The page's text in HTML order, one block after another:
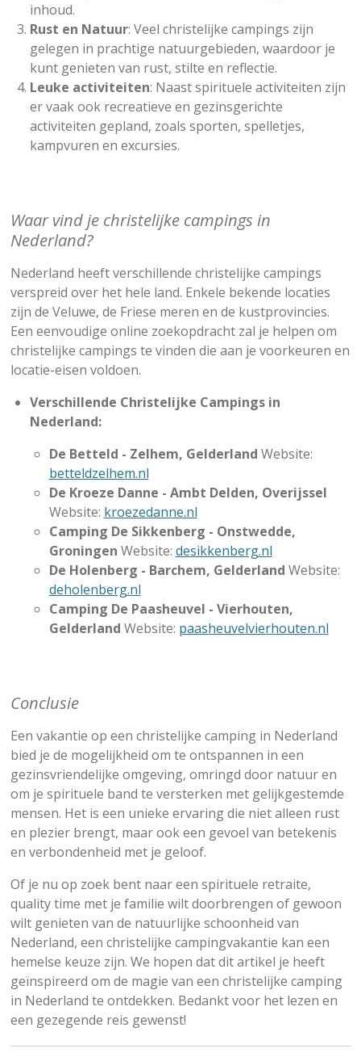
inhoud.
Rust en Natuur: Veel christelijke campings zijn
gelegen in prachtige natuurgebieden, waardoor je
kunt genieten van rust, stilte en reflectie.
Leuke activiteiten: Naast spirituele activiteiten zijn
er vaak ook recreatieve en gezinsgerichte
activiteiten gepland, zoals sporten, spelletjes,
kampvuren en excursies.
Waar vind je christelijke campings in
Nederland?
Nederland heeft verschillende christelijke campings
verspreid over het hele land. Enkele bekende locaties
zijn de Veluwe, de Friese meren en de kustprovincies.
Een eenvoudige online zoekopdracht zal je helpen om
christelijke campings te vinden die aan je voorkeuren en
locatie-eisen voldoen.
Verschillende Christelijke Campings in
Nederland:
De Betteld - Zelhem, Gelderland Website:
betteldzelhem.nl
De Kroeze Danne - Ambt Delden, Overijssel
Website: kroezedanne.nl
Camping De Sikkenberg - Onstwedde,
Groningen Website: desikkenberg.nl
De Holenberg - Barchem, Gelderland Website:
deholenberg.nl
Camping De Paasheuvel - Vierhouten,
Gelderland Website: paasheuvelvierhouten.nl
Conclusie
Een vakantie op een christelijke camping in Nederland
bied je de mogelijkheid om te ontspannen in een
gezinsvriendelijke omgeving, omringd door natuur en
om je spirituele band te versterken met gelijkgestemde
mensen. Het is een unieke ervaring die niet alleen rust
en plezier brengt, maar ook een gevoel van betekenis
en verbondenheid met je geloof.
Of je nu op zoek bent naar een spirituele retraite,
quality time met je familie wilt doorbrengen of gewoon
wilt genieten van de natuurlijke schoonheid van
Nederland, een christelijke campingvakantie kan een
hemelse keuze zijn. We hopen dat dit artikel je heeft
geïnspireerd om de magie van een christelijke camping
in Nederland te ontdekken. Bedankt voor het lezen en
een gezegende reis gewenst!